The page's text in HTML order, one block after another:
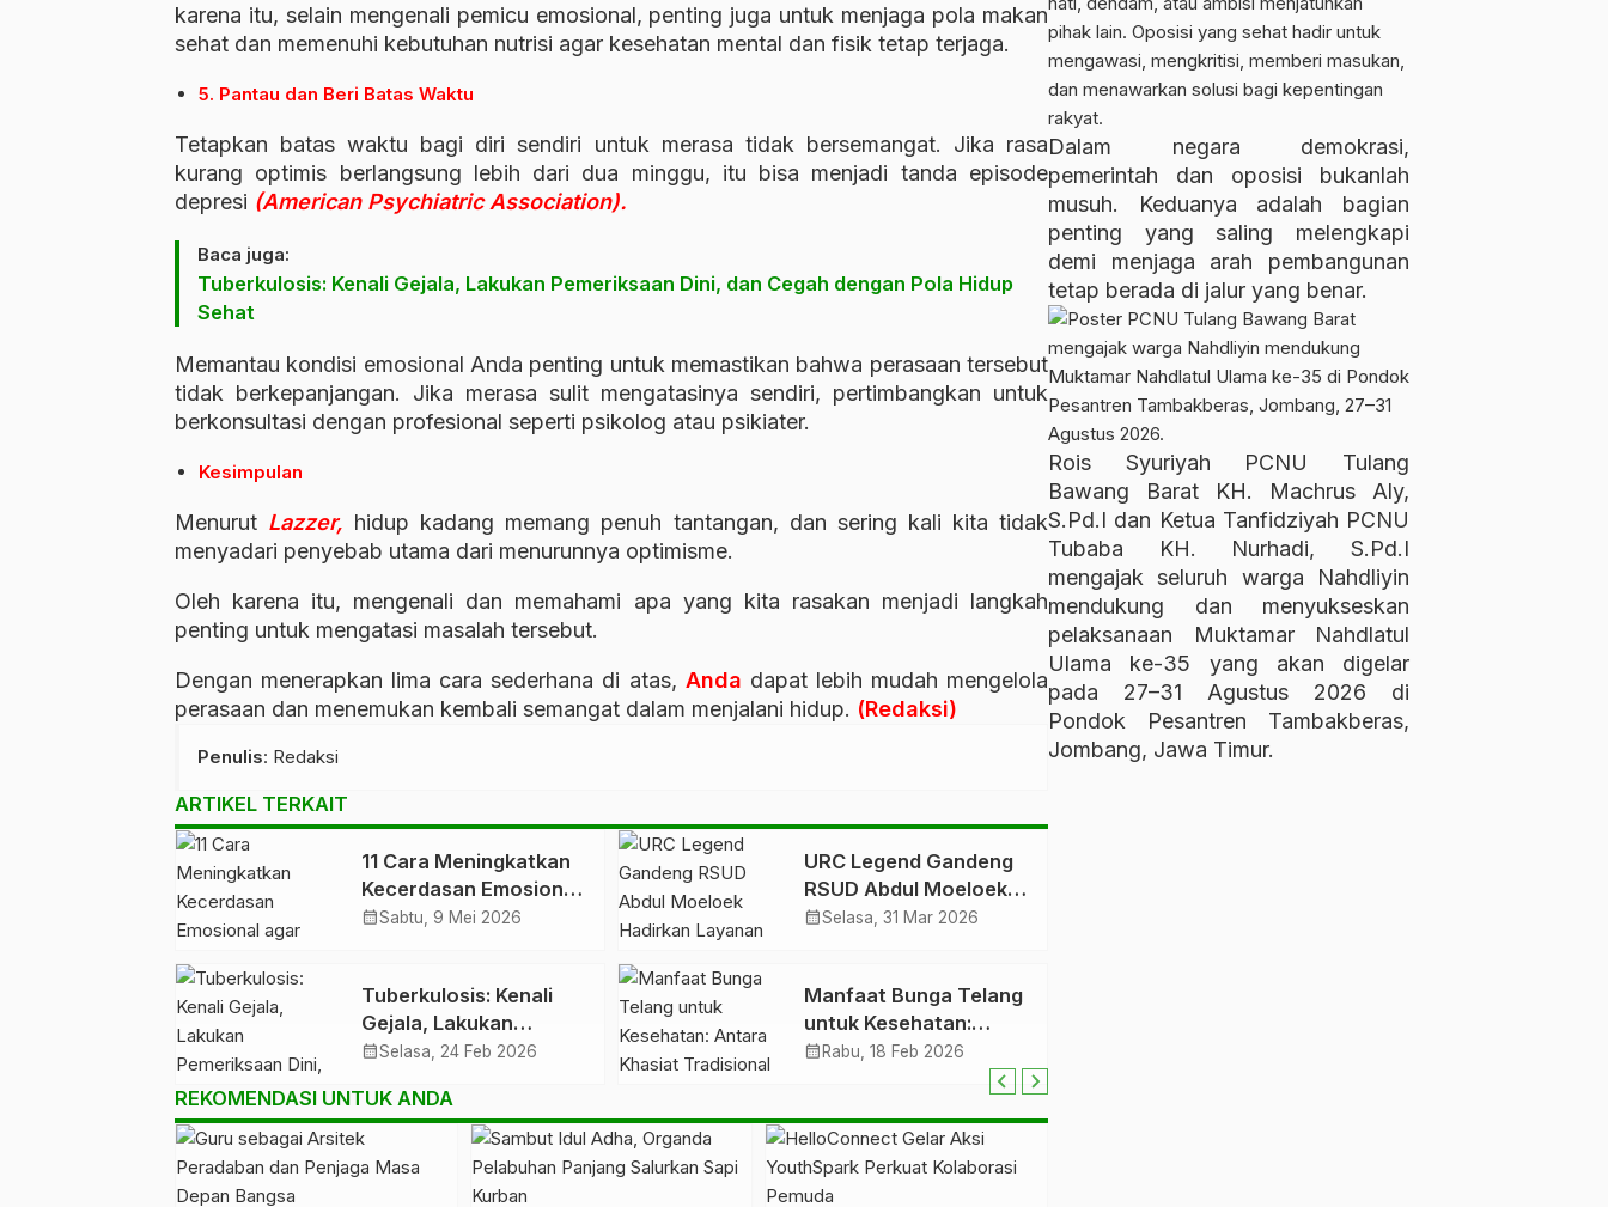
karena itu, selain mengenali pemicu emosional, penting juga untuk menjaga pola makan
sehat dan memenuhi kebutuhan nutrisi agar kesehatan mental dan fisik tetap terjaga.
5. Pantau dan Beri Batas Waktu
Tetapkan batas waktu bagi diri sendiri untuk merasa tidak bersemangat. Jika rasa
kurang optimis berlangsung lebih dari dua minggu, itu bisa menjadi tanda episode
depresi (American Psychiatric Association).
Baca juga:
Tuberkulosis: Kenali Gejala, Lakukan Pemeriksaan Dini, dan Cegah dengan Pola Hidup
Sehat
Memantau kondisi emosional Anda penting untuk memastikan bahwa perasaan tersebut
tidak berkepanjangan. Jika merasa sulit mengatasinya sendiri, pertimbangkan untuk
berkonsultasi dengan profesional seperti psikolog atau psikiater.
Kesimpulan
Menurut Lazzer, hidup kadang memang penuh tantangan, dan sering kali kita tidak
menyadari penyebab utama dari menurunnya optimisme.
Oleh karena itu, mengenali dan memahami apa yang kita rasakan menjadi langkah
penting untuk mengatasi masalah tersebut.
Dengan menerapkan lima cara sederhana di atas, Anda dapat lebih mudah mengelola
perasaan dan menemukan kembali semangat dalam menjalani hidup. (Redaksi)
Penulis: Redaksi
ARTIKEL TERKAIT
11 Cara Meningkatkan
Kecerdasan Emosional
agar Lebih Bijak
calendar_monthSabtu, 9 Mei 2026
URC Legend Gandeng
RSUD Abdul Moeloek
Hadirkan Layanan
Pasien
calendar_monthSelasa, 31 Mar 2026
Tuberkulosis: Kenali
Gejala, Lakukan
Pemeriksaan Dini, dan
Hidup Sehat
calendar_monthSelasa, 24 Feb 2026
Manfaat Bunga Telang
untuk Kesehatan:
Antara Khasiat
Tradisional dan Fakta
calendar_month Rabu, 18 Feb 2026
REKOMENDASI UNTUK ANDA
Dalam negara demokrasi,
pemerintah dan oposisi bukanlah
musuh. Keduanya adalah bagian
penting yang saling melengkapi
demi menjaga arah pembangunan
tetap berada di jalur yang benar.
Rois Syuriyah PCNU Tulang
Bawang Barat KH. Machrus Aly,
S.Pd.I dan Ketua Tanfidziyah PCNU
Tubaba KH. Nurhadi, S.Pd.I
mengajak seluruh warga Nahdliyin
mendukung dan menyukseskan
pelaksanaan Muktamar Nahdlatul
Ulama ke-35 yang akan digelar
pada 27–31 Agustus 2026 di
Pondok Pesantren Tambakberas,
Jombang, Jawa Timur.